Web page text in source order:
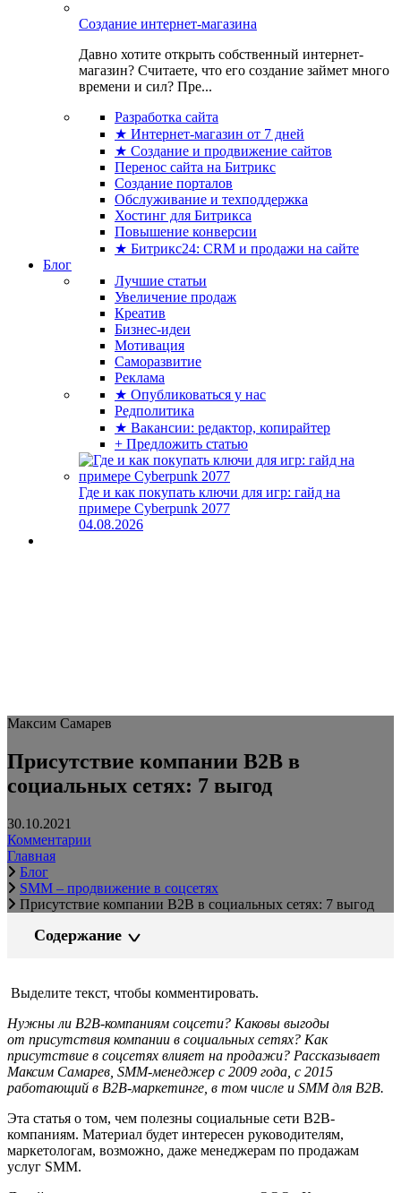
Создание интернет-магазина
Давно хотите открыть собственный интернет-
магазин? Считаете, что его создание займет много
времени и сил? Пре...
Разработка сайта
★ Интернет-магазин от 7 дней
★ Создание и продвижение сайтов
Перенос сайта на Битрикс
Создание порталов
Обслуживание и техподдержка
Хостинг для Битрикса
Повышение конверсии
★ Битрикс24: CRM и продажи на сайте
Блог
Лучшие статьи
Увеличение продаж
Креатив
Бизнес-идеи
Мотивация
Саморазвитие
Реклама
★ Опубликоваться у нас
Редполитика
★ Вакансии: редактор, копирайтер
+ Предложить статью
Где и как покупать ключи для игр: гайд на
примере Cyberpunk 2077
04.08.2026
Максим Самарев
Присутствие компании B2B в
социальных сетях: 7 выгод
30.10.2021
Комментарии
Главная
Блог
SMM – продвижение в соцсетях
Присутствие компании B2B в социальных сетях: 7 выгод
Содержание
Выделите текст, чтобы комментировать.
Нужны ли B2B-компаниям соцсети? Каковы выгоды
от присутствия компании в социальных сетях? Как
присутствие в соцсетях влияет на продажи? Рассказывает
Максим Самарев, SMM-менеджер с 2009 года, с 2015
работающий в B2B-маркетинге, в том числе и SMM для B2B.
Эта статья о том, чем полезны социальные сети B2B-
компаниям. Материал будет интересен руководителям,
маркетологам, возможно, даже менеджерам по продажам
услуг SMM.